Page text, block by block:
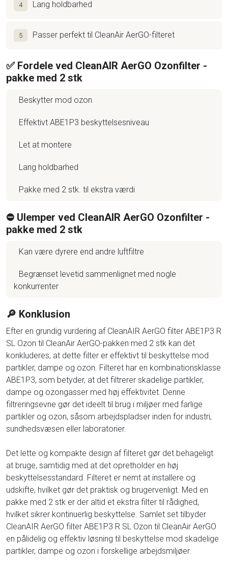
4 Lang holdbarhed
5 Passer perfekt til CleanAir AerGO-filteret
✅ Fordele ved CleanAIR AerGO Ozonfilter -
pakke med 2 stk
Beskytter mod ozon
Effektivt ABE1P3 beskyttelsesniveau
Let at montere
Lang holdbarhed
Pakke med 2 stk. til ekstra værdi
⛔️ Ulemper ved CleanAIR AerGO Ozonfilter -
pakke med 2 stk
Kan være dyrere end andre luftfiltre
Begrænset levetid sammenlignet med nogle
konkurrenter
🔎 Konklusion
Efter en grundig vurdering af CleanAIR AerGO filter ABE1P3 R
SL Ozon til CleanAir AerGO-pakken med 2 stk kan det
konkluderes, at dette filter er effektivt til beskyttelse mod
partikler, dampe og ozon. Filteret har en kombinationsklasse
ABE1P3, som betyder, at det filtrerer skadelige partikler,
dampe og ozongasser med høj effektivitet. Denne
filtreringsevne gør det ideelt til brug i miljøer med farlige
partikler og ozon, såsom arbejdspladser inden for industri,
sundhedsvæsen eller laboratorier.
Det lette og kompakte design af filteret gør det behageligt
at bruge, samtidig med at det opretholder en høj
beskyttelsesstandard. Filteret er nemt at installere og
udskifte, hvilket gør det praktisk og brugervenligt. Med en
pakke med 2 stk er der altid et ekstra filter til rådighed,
hvilket sikrer kontinuerlig beskyttelse. Samlet set tilbyder
CleanAIR AerGO filter ABE1P3 R SL Ozon til CleanAir AerGO
en pålidelig og effektiv løsning til beskyttelse mod skadelige
partikler, dampe og ozon i forskellige arbejdsmiljøer.